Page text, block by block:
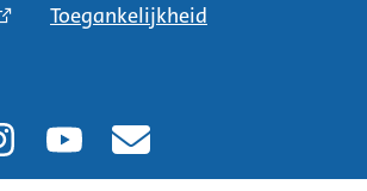
Toegankelijkheid